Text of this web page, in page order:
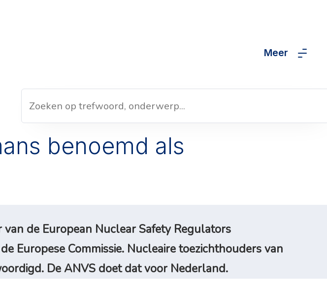
Meer
benoemd als
de European Nuclear Safety Regulators
Europese Commissie. Nucleaire toezichthouders van
De ANVS doet dat voor Nederland.